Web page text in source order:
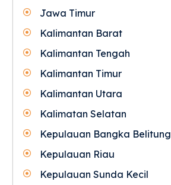
Jawa Timur
Kalimantan Barat
Kalimantan Tengah
Kalimantan Timur
Kalimantan Utara
Kalimatan Selatan
Kepulauan Bangka Belitung
Kepulauan Riau
Kepulauan Sunda Kecil